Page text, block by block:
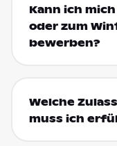
Kann ich
oder zum
bewerben?
Welche
muss ich